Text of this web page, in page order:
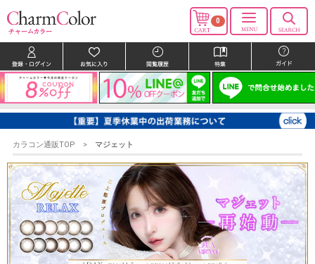
0
カラコン通販TOP マジェット